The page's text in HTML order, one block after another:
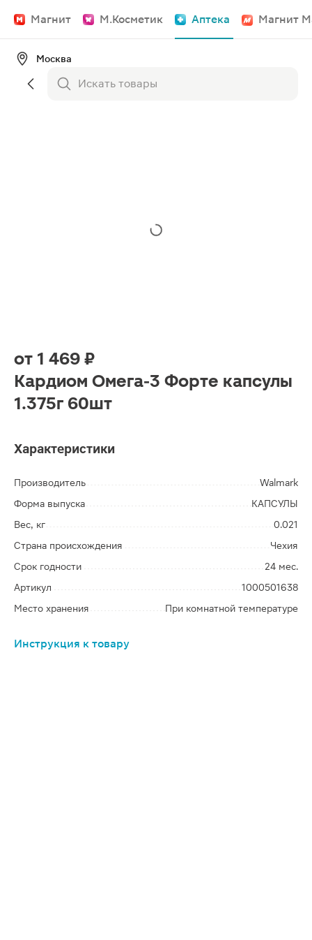
Магнит М.Косметик Аптека Магнит
Москва
от 1 469 ₽
Кардиом Омега-3 Форте капсулы
1.375г 60шт
Характеристики
Производитель
Walmark
Форма выпуска
КАПСУЛЫ
Вес, кг
0.021
Страна происхождения
Чехия
Срок годности
24 мес.
Артикул
1000501638
Место хранения
При комнатной температуре
Инструкция к товару